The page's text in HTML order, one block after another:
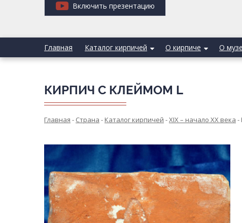
Включить презентацию
Главная Каталог кирпичей О кирпиче О
КИРПИЧ С КЛЕЙМОМ L
Главная - Страна - Каталог кирпичей -XIX – начало XX века -